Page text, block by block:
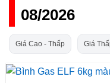
08/2026
Giá Cao - Thấp Giá